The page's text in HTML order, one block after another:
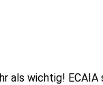
als wichtig!